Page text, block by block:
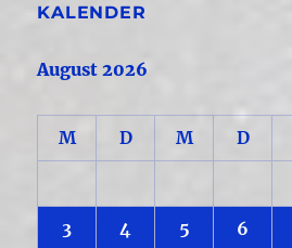
KALENDER
August 2026
M D M D
3 4 5 6